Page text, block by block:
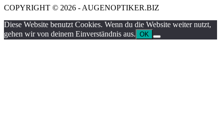
COPYRIGHT © 2026 - AUGENOPTIKER.BIZ
Diese Website benutzt Cookies. Wenn du die Website weiter nutzt,
gehen wir von deinem Einverständnis aus. OK